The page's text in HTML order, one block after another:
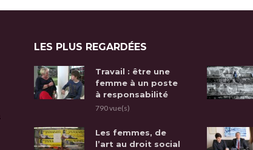
LES PLUS REGARDÉES
Travail : être une
femme à un poste
à responsabilité
790 vue(s)
Les femmes, de
l’art au droit social